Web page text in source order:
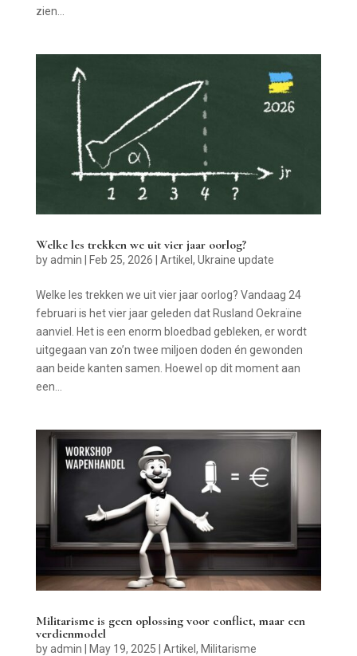
zien...
Welke les trekken we uit vier jaar oorlog?
byadmin Feb 25, 2026 Artikel , Ukraine update
Welke les trekken we uit vier jaar oorlog? Vandaag 24
februari is het vier jaar geleden dat Rusland Oekraïne
aanviel. Het is een enorm bloedbad gebleken, er wordt
uitgegaan van zo’n twee miljoen doden én gewonden
aan beide kanten samen. Hoewel op dit moment aan
een...
Militarisme is geen oplossing voor conflict, maar een
verdienmodel
byadmin May 19, 2025 Artikel , Militarisme